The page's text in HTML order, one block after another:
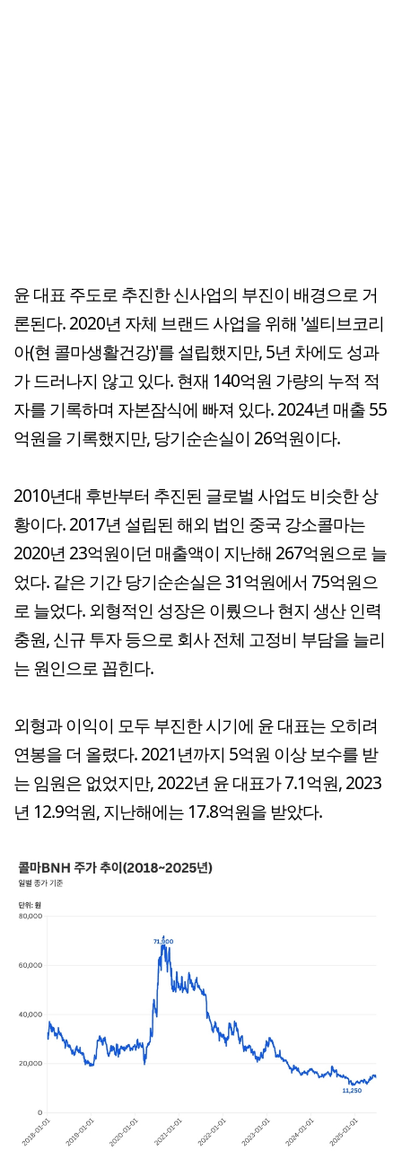
윤 대표 주도로 추진한 신사업의 부진이 배경으로 거
론된다. 2020년 자체 브랜드 사업을 위해 '셀티브코리
아(현 콜마생활건강)'를 설립했지만, 5년 차에도 성과
가 드러나지 않고 있다. 현재 140억원 가량의 누적 적
자를 기록하며 자본잠식에 빠져 있다. 2024년 매출 55
억원을 기록했지만, 당기순손실이 26억원이다.
2010년대 후반부터 추진된 글로벌 사업도 비슷한 상
황이다. 2017년 설립된 해외 법인 중국 강소콜마는
2020년 23억원이던 매출액이 지난해 267억원으로 늘
었다. 같은 기간 당기순손실은 31억원에서 75억원으
로 늘었다. 외형적인 성장은 이뤘으나 현지 생산 인력
충원, 신규 투자 등으로 회사 전체 고정비 부담을 늘리
는 원인으로 꼽힌다.
외형과 이익이 모두 부진한 시기에 윤 대표는 오히려
연봉을 더 올렸다. 2021년까지 5억원 이상 보수를 받
는 임원은 없었지만, 2022년 윤 대표가 7.1억원, 2023
년 12.9억원, 지난해에는 17.8억원을 받았다.